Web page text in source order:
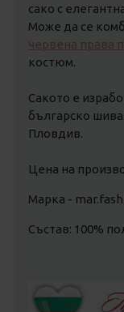
сако с
Може да се
червена права
костюм.
Сакото е
българско
Пловдив.
Цена на
Марка -
Състав: 100%